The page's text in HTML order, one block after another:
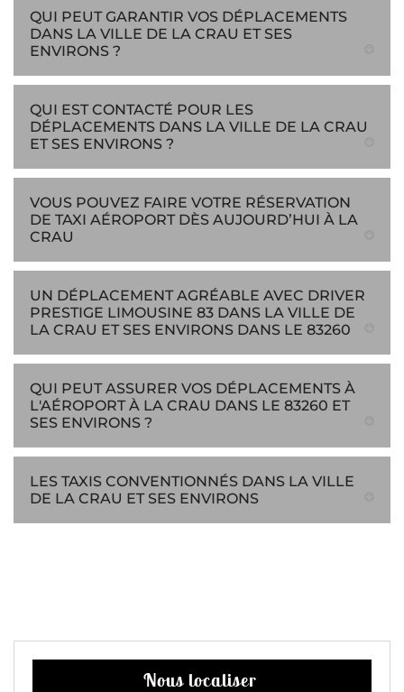
QUI PEUT GARANTIR VOS DÉPLACEMENTS
DANS LA VILLE DE LA CRAU ET SES
ENVIRONS ?
QUI EST CONTACTÉ POUR LES
DÉPLACEMENTS DANS LA VILLE DE LA CRAU
ET SES ENVIRONS ?
VOUS POUVEZ FAIRE VOTRE RÉSERVATION
DE TAXI AÉROPORT DÈS AUJOURD’HUI À LA
CRAU
UN DÉPLACEMENT AGRÉABLE AVEC DRIVER
PRESTIGE LIMOUSINE 83 DANS LA VILLE DE
LA CRAU ET SES ENVIRONS DANS LE 83260
QUI PEUT ASSURER VOS DÉPLACEMENTS À
L'AÉROPORT À LA CRAU DANS LE 83260 ET
SES ENVIRONS ?
LES TAXIS CONVENTIONNÉS DANS LA VILLE
DE LA CRAU ET SES ENVIRONS
Nous localiser